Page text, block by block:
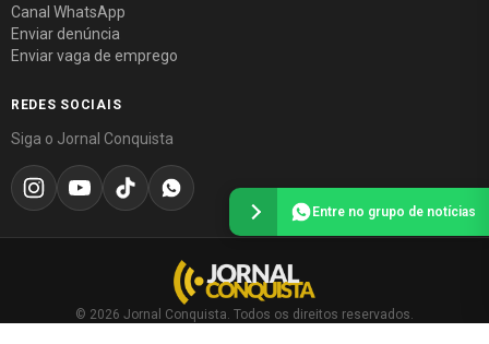
Canal WhatsApp
Enviar denúncia
Enviar vaga de emprego
REDES SOCIAIS
Siga o Jornal Conquista
© 2026 Jornal Conquista. Todos os direitos reservados.
Entre no grupo de notícias